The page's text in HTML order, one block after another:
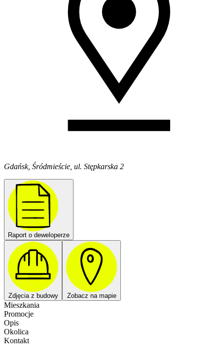
Gdańsk, Śródmieście, ul. Stępkarska 2
Raport o deweloperze
Zdjęcia z budowy Zobacz na mapie
Mieszkania
Promocje
Opis
Okolica
Kontakt